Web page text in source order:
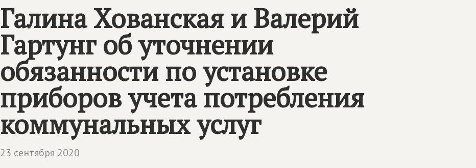
Галина Хованская и Валерий
Гартунг об уточнении
обязанности по установке
приборов учета потребления
коммунальных услуг
23 сентября 2020